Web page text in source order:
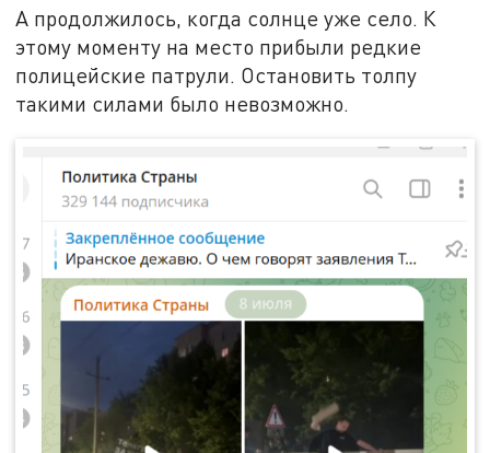
А продолжилось, когда солнце уже село. К
этому моменту на место прибыли редкие
полицейские патрули. Остановить толпу
такими силами было невозможно.